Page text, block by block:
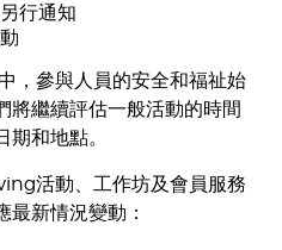
行通知
，參與人員的安全和福祉始
將繼續評估一般活動的時間
期和地點。
活動、工作坊及會員服務
最新情況變動：